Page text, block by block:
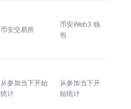
币安交易所
币安Web3 钱
包
从参加当下开始
统计
从参加当下开
始统计